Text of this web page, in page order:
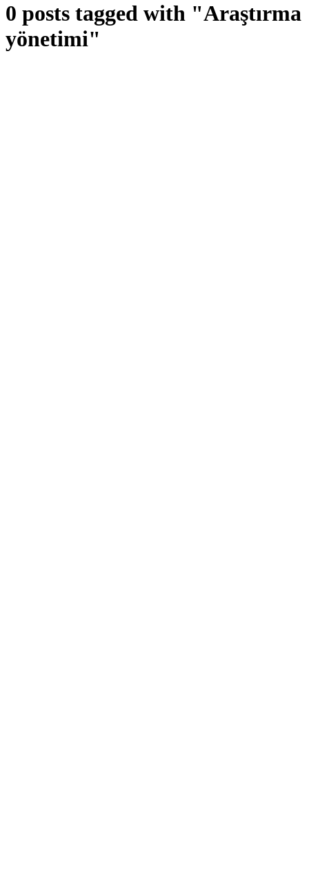
0 posts tagged with "Araştırma
yönetimi"